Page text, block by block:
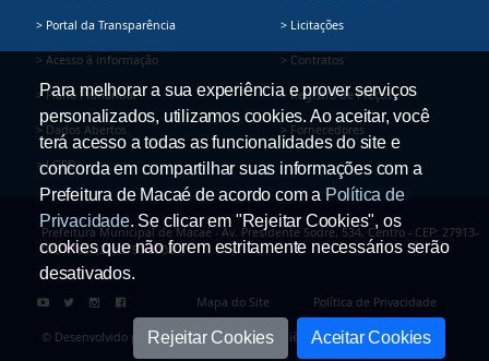
> Portal da Transparência
> Acesso à informação
> Plano Plurianual
> Dados Abertos
> LGPD
> Licitações
> Contratos
> Registro de Preços
> Fornecedores
Prefeitura Municipal de Macaé - Av. Presidente Sodré, 534, Centro - CEP: 27913-
080 - Tel.: (22) 2791-9008
Mapa do Site Política de Privacidade
© Desenvolvido pela Secretaria Adjunta de Ciência e Tecnologia
Para melhorar a sua experiência e prover serviços
personalizados, utilizamos cookies. Ao aceitar, você
terá acesso a todas as funcionalidades do site e
concorda em compartilhar suas informações com a
Prefeitura de Macaé de acordo com a Política de
Privacidade. Se clicar em "Rejeitar Cookies", os
cookies que não forem estritamente necessários serão
desativados.
Aceitar Cookies
Rejeitar Cookies